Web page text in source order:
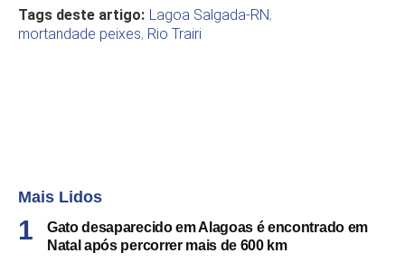
Tags deste artigo: Lagoa Salgada-RN,
mortandade peixes, Rio Trairi
Mais Lidos
Gato desaparecido em Alagoas é encontrado em
Natal após percorrer mais de 600 km